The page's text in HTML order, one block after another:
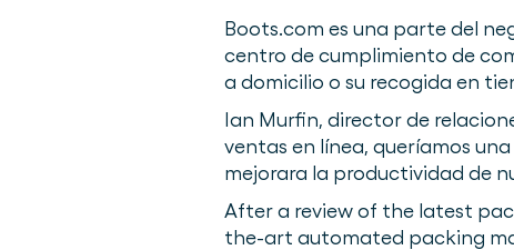
Boots.com es una parte del
centro de cumplimiento de
a domicilio o su recogida en
Ian Murfin, director de
ventas en línea, queríamos
mejorara la productividad de
After a review of the latest
the-art automated packing